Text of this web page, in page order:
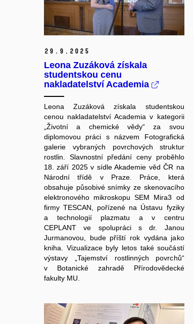
29. 9. 2025
Leona Zuzáková získala
studentskou cenu
nakladatelství Academia
Leona Zuzáková získala studentskou
cenou nakladatelství Academia v kategorii
„Životní a chemické vědy“ za svou
diplomovou práci s názvem Fotografická
galerie vybraných povrchových struktur
rostlin. Slavnostní předání ceny proběhlo
18. září 2025 v sídle Akademie věd ČR na
Národní třídě v Praze. Práce, která
obsahuje působivé snímky ze skenovacího
elektronového mikroskopu SEM Mira3 od
firmy TESCAN, pořízené na Ústavu fyziky
a technologií plazmatu a v centru
CEPLANT ve spolupráci s dr. Janou
Jurmanovou, bude příští rok vydána jako
kniha. Vizualizace byly letos také součástí
výstavy „Tajemství rostlinných povrchů“
v Botanické zahradě Přírodovědecké
fakulty MU.